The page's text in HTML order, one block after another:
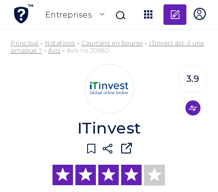
Entreprises
Principal » Notations » Courtiers en bourse » ITinvest est-il une
arnaque ? » Avis » Avis no 20660
ITinvest
3.9